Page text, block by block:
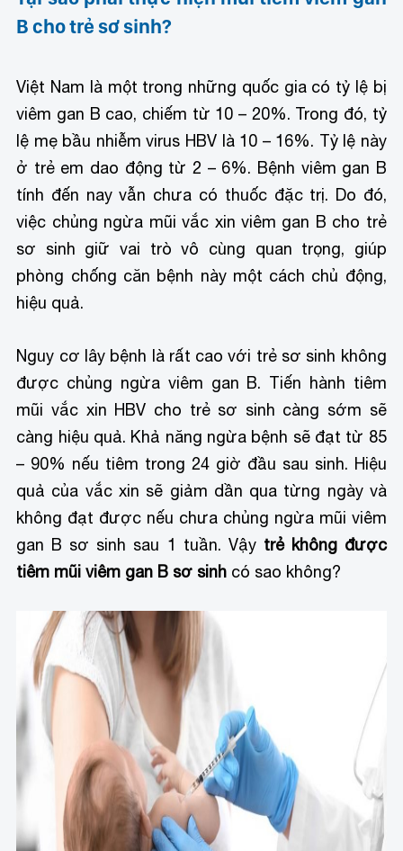
B cho trẻ sơ sinh?
Việt Nam là một trong những quốc gia có tỷ lệ bị
viêm gan B cao, chiếm từ 10 – 20%. Trong đó, tỷ
lệ mẹ bầu nhiễm virus HBV là 10 – 16%. Tỷ lệ này
ở trẻ em dao động từ 2 – 6%. Bệnh viêm gan B
tính đến nay vẫn chưa có thuốc đặc trị. Do đó,
việc chủng ngừa mũi vắc xin viêm gan B cho trẻ
sơ sinh giữ vai trò vô cùng quan trọng, giúp
phòng chống căn bệnh này một cách chủ động,
hiệu quả.
Nguy cơ lây bệnh là rất cao với trẻ sơ sinh không
được chủng ngừa viêm gan B. Tiến hành tiêm
mũi vắc xin HBV cho trẻ sơ sinh càng sớm sẽ
càng hiệu quả. Khả năng ngừa bệnh sẽ đạt từ 85
– 90% nếu tiêm trong 24 giờ đầu sau sinh. Hiệu
quả của vắc xin sẽ giảm dần qua từng ngày và
không đạt được nếu chưa chủng ngừa mũi viêm
gan B sơ sinh sau 1 tuần. Vậy trẻ không được
tiêm mũi viêm gan B sơ sinh có sao không?